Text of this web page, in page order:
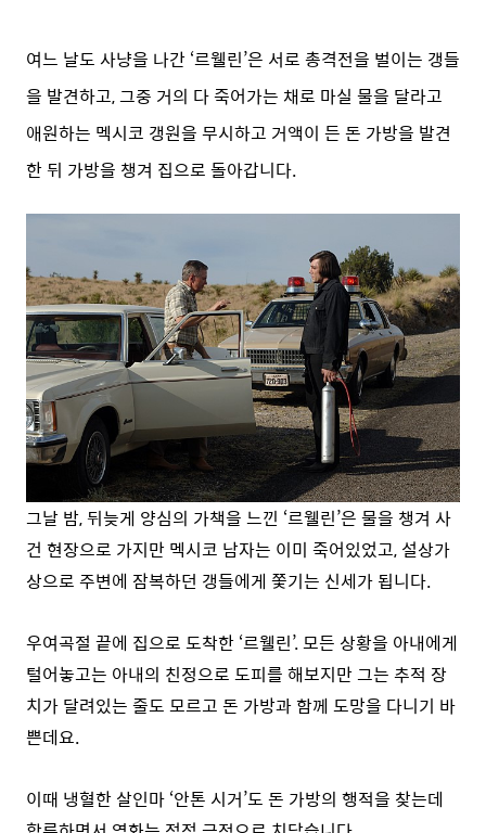
여느 날도 사냥을 나간 ‘르웰린’은 서로 총격전을 벌이는 갱들
을 발견하고, 그중 거의 다 죽어가는 채로 마실 물을 달라고
애원하는 멕시코 갱원을 무시하고 거액이 든 돈 가방을 발견
한 뒤 가방을 챙겨 집으로 돌아갑니다.
그날 밤, 뒤늦게 양심의 가책을 느낀 ‘르웰린’은 물을 챙겨 사
건 현장으로 가지만 멕시코 남자는 이미 죽어있었고, 설상가
상으로 주변에 잠복하던 갱들에게 쫓기는 신세가 됩니다.
우여곡절 끝에 집으로 도착한 ‘르웰린’. 모든 상황을 아내에게
털어놓고는 아내의 친정으로 도피를 해보지만 그는 추적 장
치가 달려있는 줄도 모르고 돈 가방과 함께 도망을 다니기 바
쁜데요.
이때 냉혈한 살인마 ‘안톤 시거’도 돈 가방의 행적을 찾는데